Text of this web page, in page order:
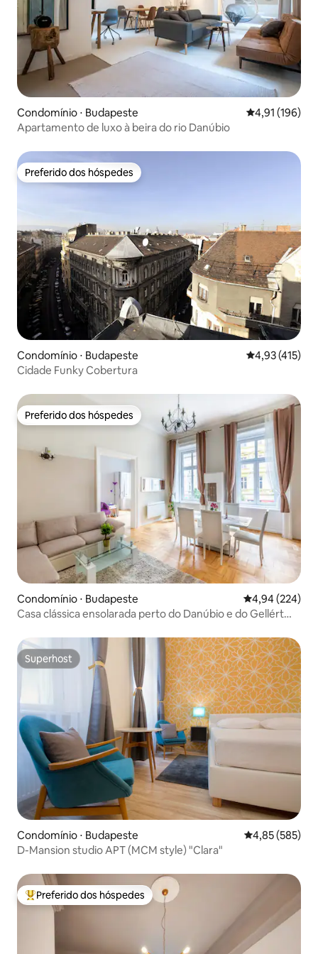
Condomínio ⋅ Budapeste 4,91 de uma
4,91 (196)
Apartamento de luxo à beira do rio Danúbio
Preferido dos hóspedes
Preferido dos hóspedes
Condomínio ⋅ Budapeste 4,93 de uma
4,93 (415)
Cidade Funky Cobertura
Preferido dos hóspedes
Preferido dos hóspedes
Condomínio ⋅ Budapeste 4,94 de uma
4,94 (224)
Casa clássica ensolarada perto do Danúbio e do Gellért
Superhost
Superhost
Condomínio ⋅ Budapeste 4,85 de uma
4,85 (585)
D-Mansion studio APT (MCM style) "Clara"
Entre os melhores preferidos dos hóspedes
Preferido dos hóspedes